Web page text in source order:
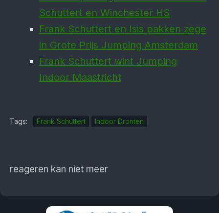
Schuttert en Winchester HS
Frank Schuttert en Isis pakken zege
in Grote Prijs Jumping Amsterdam
Frank Schuttert wint Jumping
Indoor Maastricht
Tags: Frank Schuttert Indoor Dronten
reageren kan niet meer